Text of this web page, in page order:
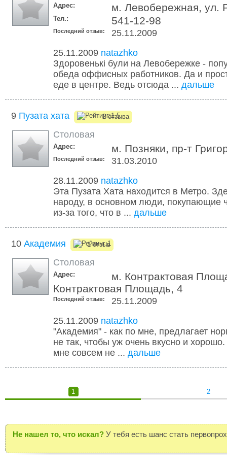
Адрес: м. Левобережная, ул.
Тел.: 541-12-98
Последний отзыв:
25.11.2009
25.11.2009 natazhko
Здоровенькі були на Левобережке -
обеда оффисных работников. Да и
еде в центре. Ведь отсюда ... дальше
9 Пузата хата 2 отзыва
Столовая
Адрес: м. Позняки, пр-т
Последний отзыв:
31.03.2010
28.11.2009 natazhko
Эта Пузата Хата находится в Метро.
народу, в основном люди, покупающие
из-за того, что в ... дальше
10 Академия 1 отзыв
Столовая
Адрес:
м. Контрактовая
Контрактовая Площадь, 4
Последний отзыв:
25.11.2009
25.11.2009 natazhko
"Академия" - как по мне, предлагает
не так, чтобы уж очень вкусно и
мне совсем не ... дальше
1 2
Не нашел то, что искал? У тебя есть шанс стать